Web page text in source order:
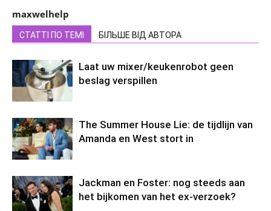
maxwelhelp
СТАТТІ ПО ТЕМІ БІЛЬШЕ ВІД АВТОРА
Laat uw mixer/keukenrobot geen
beslag verspillen
The Summer House Lie: de tijdlijn van
Amanda en West stort in
Jackman en Foster: nog steeds aan
het bijkomen van het ex-verzoek?